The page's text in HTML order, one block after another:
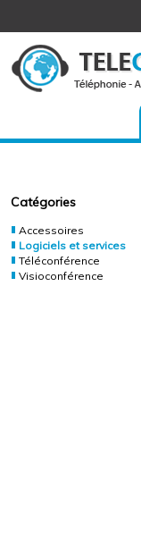
Catégories
Accessoires
Logiciels et services
Téléconférence
Visioconférence